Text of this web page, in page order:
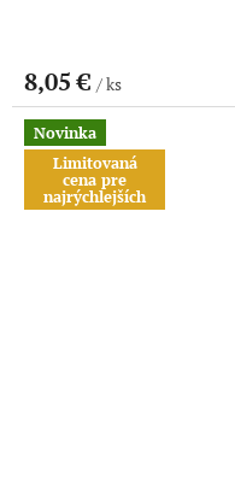
8,05 € / ks
Novinka
Limitovaná
cena pre
najrýchlejších